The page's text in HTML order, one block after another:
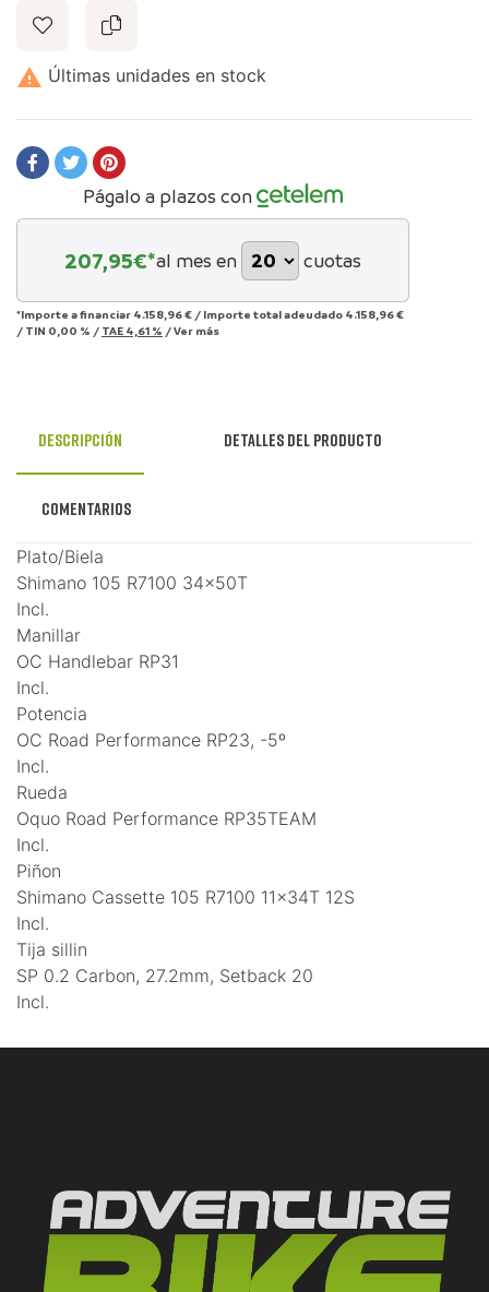
 Últimas unidades en stock
Págalo a plazos con
207,95€*al mes en cuotas
*Importe a financiar 4.158,96 € / Importe total adeudado 4.158,96 €
/ TIN 0,00 % / TAE 4,61 % /Ver más
Descripción Detalles del producto
Comentarios
Plato/Biela
Shimano 105 R7100 34x50T
Incl.
Manillar
OC Handlebar RP31
Incl.
Potencia
OC Road Performance RP23, -5º
Incl.
Rueda
Oquo Road Performance RP35TEAM
Incl.
Piñon
Shimano Cassette 105 R7100 11x34T 12S
Incl.
Tija sillin
SP 0.2 Carbon, 27.2mm, Setback 20
Incl.